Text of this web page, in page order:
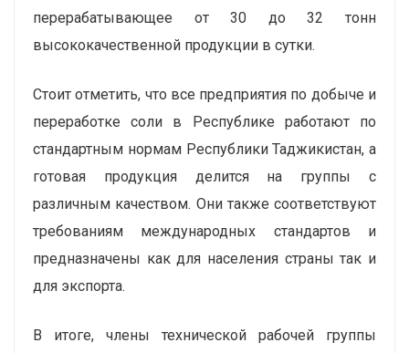
перерабатывающее от 30 до 32 тонн
высококачественной продукции в сутки.
Стоит отметить, что все предприятия по добыче и
переработке соли в Республике работают по
стандартным нормам Республики Таджикистан, а
готовая продукция делится на группы с
различным качеством. Они также cоответствуют
требованиям международных стандартов и
предназначены как для населения страны так и
для экспорта.
В итоге, члены технической рабочей группы